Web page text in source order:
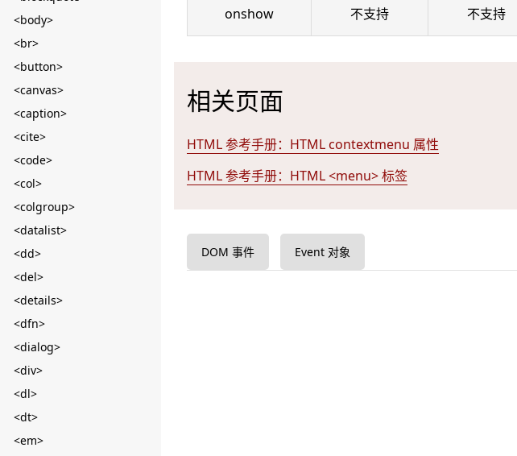
<body>
<br>
<button>
<canvas>
<caption>
<cite>
<code>
<col>
<colgroup>
<datalist>
<dd>
<del>
<details>
<dfn>
<dialog>
<div>
<dl>
<dt>
<em>
onshow 不支持 不支持
相关页面
HTML 参考手册：HTML contextmenu 属性
HTML 参考手册：HTML <menu> 标签
DOM 事件 Event 对象